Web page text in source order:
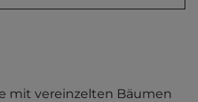
mit vereinzelten Bäumen